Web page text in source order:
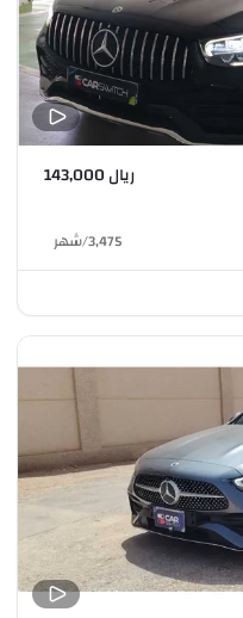
ريال 143,000
3,475
/شهر